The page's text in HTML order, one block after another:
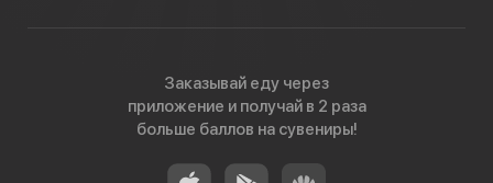
Заказывай еду через
приложение и получай в 2 раза
больше баллов на сувениры!